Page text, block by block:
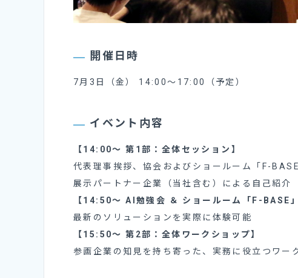
開催日時
7月3日（金） 14:00〜17:00（予定）
イベント内容
【14:00〜 第1部：全体セッション】
代表理事挨拶、協会およびショールーム「F-
展示パートナー企業（当社含む）による自己紹介
【14:50〜 AI勉強会 ＆ ショールーム「F-BASE」
最新のソリューションを実際に体験可能
【15:50〜 第2部：全体ワークショップ】
参画企業の知見を持ち寄った、実務に役立つワー